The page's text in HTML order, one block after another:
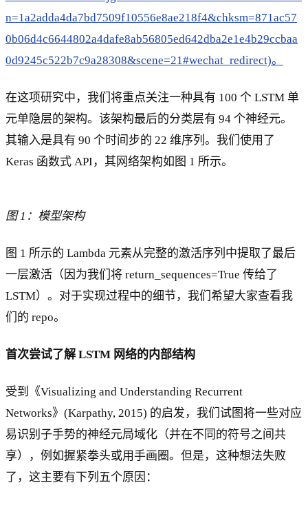
n=1a2adda4da7bd7509f10556e8ae218f4&chksm=871ac57
0b06d4c6644802a4dafe8ab56805ed642dba2e1e4b29ccbaa
0d9245c522b7c9a28308&scene=21#wechat_redirect)。
在这项研究中，我们将重点关注一种具有 100 个 LSTM 单
元单隐层的架构。该架构最后的分类层有 94 个神经元。
其输入是具有 90 个时间步的 22 维序列。我们使用了
Keras 函数式 API，其网络架构如图 1 所示。
图 1：模型架构
图 1 所示的 Lambda 元素从完整的激活序列中提取了最后
一层激活（因为我们将 return_sequences=True 传给了
LSTM）。对于实现过程中的细节，我们希望大家查看我
们的 repo。
首次尝试了解 LSTM 网络的内部结构
受到《Visualizing and Understanding Recurrent
Networks》(Karpathy, 2015) 的启发，我们试图将一些对应
易识别子手势的神经元局域化（并在不同的符号之间共
享），例如握紧拳头或用手画圈。但是，这种想法失败
了，这主要有下列五个原因：